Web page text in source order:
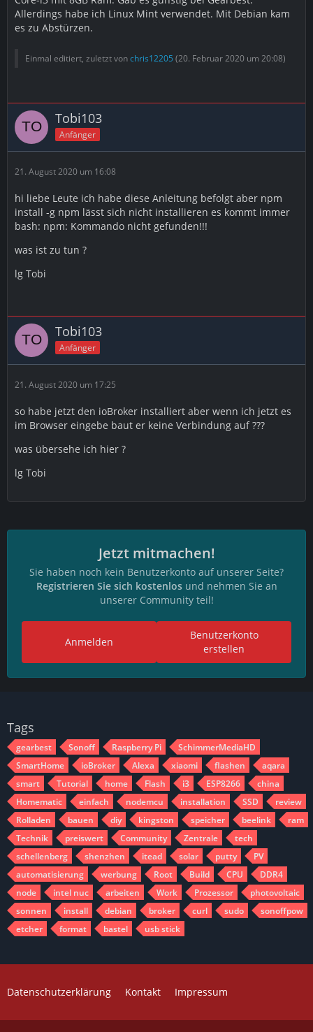
Allerdings habe ich Linux Mint verwendet. Mit Debian kam
es zu Abstürzen.
Einmal editiert, zuletzt vonchris12205 (20. Februar 2020 um 20:08)
Tobi103
Anfänger
21. August 2020 um 16:08
hi liebe Leute ich habe diese Anleitung befolgt aber npm
install -g npm lässt sich nicht installieren es kommt immer
bash: npm: Kommando nicht gefunden!!!
was ist zu tun ?
lg Tobi
Tobi103
Anfänger
21. August 2020 um 17:25
so habe jetzt den ioBroker installiert aber wenn ich jetzt es
im Browser eingebe baut er keine Verbindung auf ???
was übersehe ich hier ?
lg Tobi
Jetzt mitmachen!
Sie haben noch kein Benutzerkonto auf unserer Seite?
Registrieren Sie sich kostenlosund nehmen Sie an
unserer Community teil!
Benutzerkonto
erstellen
Anmelden
Tags
gearbest Sonoff Raspberry Pi
SchimmerMediaHD
SmartHome
ioBroker Alexa xiaomi flashen
aqara
smart
Tutorial home Flash i3 ESP8266
china
Homematic
einfach nodemcu installation SSD
review
Rolladen
bauen diy kingston speicher beelink
ram
Technik
preiswert Community Zentrale
tech
schellenberg
shenzhen itead solar putty
PV
automatisierung
werbung Root Build CPU
DDR4
node
intel nuc arbeiten Work Prozessor
photovoltaic
sonnen
install debian broker curl sudo
sonoffpow
etcher
format bastel usb stick
Datenschutzerklärung Kontakt Impressum